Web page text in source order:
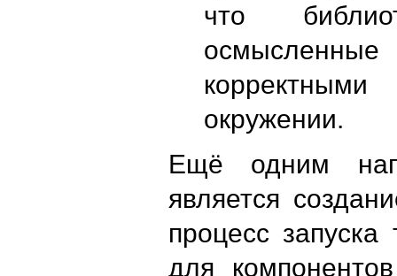
что
окружении.
Ещё одним
является
процесс
для